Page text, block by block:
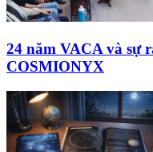
24 năm VACA và sự
COSMIONYX